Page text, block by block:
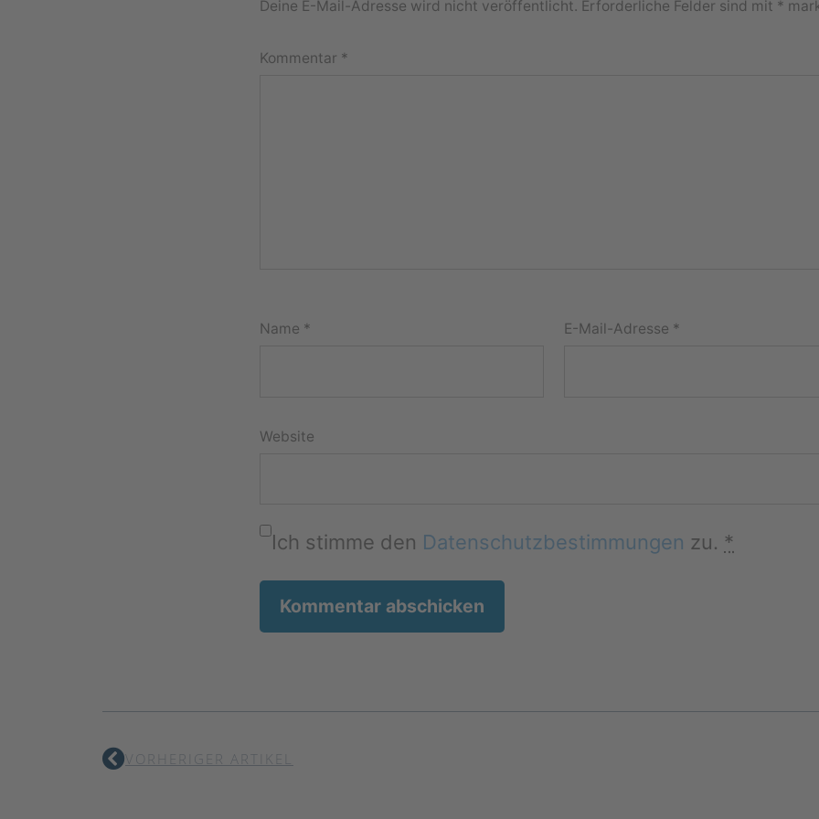
Deine E-Mail-Adresse wird nicht veröffentlicht. Erforderliche Felder sind mit *
Kommentar *
Name * E-Mail-Adresse *
Website
Ich stimme den Datenschutzbestimmungen zu. *
VORHERIGER ARTIKEL